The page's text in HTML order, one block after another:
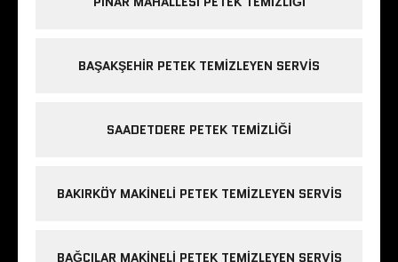
BAŞAKŞEHIR PETEK TEMIZLEYEN SERVIS
SAADETDERE PETEK TEMIZLIĞI
BAKIRKÖY MAKINELI PETEK TEMIZLEYEN SERVIS
BAĞCILAR MAKINELI PETEK TEMIZLEYEN SERVIS